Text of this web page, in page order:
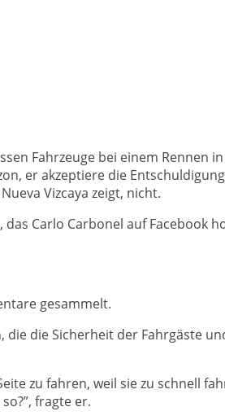
Fahrzeuge bei einem Rennen
er akzeptiere die
Vizcaya zeigt, nicht.
Carlo Carbonel auf Facebook
gesammelt.
die Sicherheit der Fahrgäste
zu fahren, weil sie zu schnell
fragte er.